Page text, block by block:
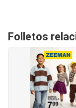
Folletos